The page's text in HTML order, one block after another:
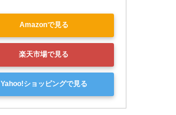
Amazonで見る
楽天市場で見る
Yahoo!ショッピングで見る